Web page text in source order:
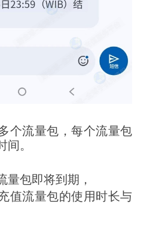
个流量包，每个流量包
。
量包即将到期，
值流量包的使用时长与